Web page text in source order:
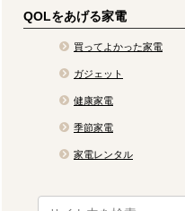
QOLをあげる家電
買ってよかった家電
ガジェット
健康家電
季節家電
家電レンタル